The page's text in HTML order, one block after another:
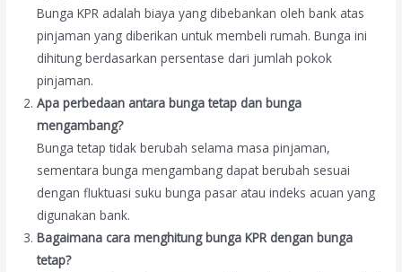
Bunga KPR adalah biaya yang dibebankan oleh bank atas
pinjaman yang diberikan untuk membeli rumah. Bunga ini
dihitung berdasarkan persentase dari jumlah pokok
pinjaman.
Apa perbedaan antara bunga tetap dan bunga
mengambang?
Bunga tetap tidak berubah selama masa pinjaman,
sementara bunga mengambang dapat berubah sesuai
dengan fluktuasi suku bunga pasar atau indeks acuan yang
digunakan bank.
Bagaimana cara menghitung bunga KPR dengan bunga
tetap?